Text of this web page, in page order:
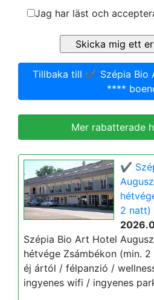
Jag har läst och
Tillbaka till ✔️ Szépia Bio
****
Mer rabatterade
✔️
2 natt)
Szépia Bio Art Hotel
hétvége Zsámbékon (min.
éj ártól / félpanzió /
ingyenes wifi / ingyenes